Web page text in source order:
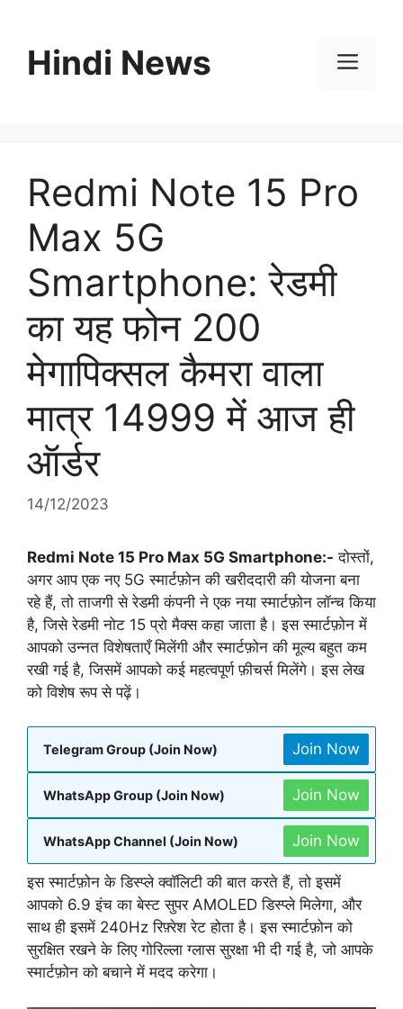
contentHindi News
Redmi Note 15 Pro
Max 5G
Smartphone: रेडमी
का यह फोन 200
मेगापिक्सल कैमरा वाला
मात्र 14999 में आज ही
ऑर्डर
14/12/2023
Redmi Note 15 Pro Max 5G Smartphone:- दोस्तों,
अगर आप एक नए 5G स्मार्टफ़ोन की खरीददारी की योजना बना
रहे हैं, तो ताजगी से रेडमी कंपनी ने एक नया स्मार्टफ़ोन लॉन्च किया
है, जिसे रेडमी नोट 15 प्रो मैक्स कहा जाता है। इस स्मार्टफ़ोन में
आपको उन्नत विशेषताएँ मिलेंगी और स्मार्टफ़ोन की मूल्य बहुत कम
रखी गई है, जिसमें आपको कई महत्वपूर्ण फ़ीचर्स मिलेंगे। इस लेख
को विशेष रूप से पढ़ें।
Telegram Group (Join Now) Join Now
WhatsApp Group (Join Now) Join Now
WhatsApp Channel (Join Now) Join Now
इस स्मार्टफ़ोन के डिस्प्ले क्वॉलिटी की बात करते हैं, तो इसमें
आपको 6.9 इंच का बेस्ट सुपर AMOLED डिस्प्ले मिलेगा, और
साथ ही इसमें 240Hz रिफ़्रेश रेट होता है। इस स्मार्टफ़ोन को
सुरक्षित रखने के लिए गोरिल्ला ग्लास सुरक्षा भी दी गई है, जो आपके
स्मार्टफ़ोन को बचाने में मदद करेगा।